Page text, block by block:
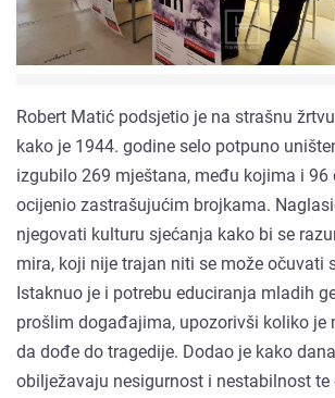
Robert Matić podsjetio je na strašnu
kako je 1944. godine selo potpuno
izgubilo 269 mještana, među kojima i 96
ocijenio zastrašujućim brojkama.
njegovati kulturu sjećanja kako bi se
mira, koji nije trajan niti se može očuvati
Istaknuo je i potrebu educiranja mladih
prošlim događajima, upozorivši koliko je
da dođe do tragedije. Dodao je kako
obilježavaju nesigurnost i nestabilnost te